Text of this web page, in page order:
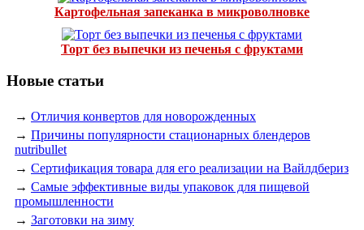
Картофельная запеканка в микроволновке
Торт без выпечки из печенья с фруктами
Новые статьи
→ Отличия конвертов для новорожденных
→ Причины популярности стационарных блендеров
nutribullet
→ Сертификация товара для его реализации на Вайлдбериз
→ Самые эффективные виды упаковок для пищевой
промышленности
→ Заготовки на зиму